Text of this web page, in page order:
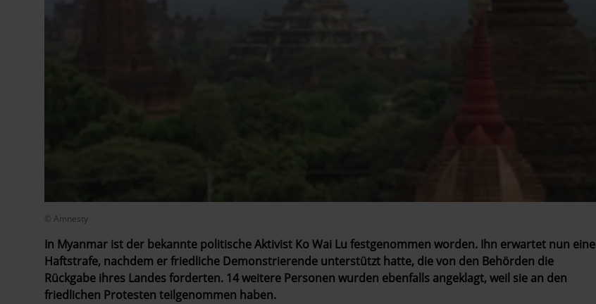
© Amnesty
In Myanmar ist der bekannte politische Aktivist Ko Wai Lu festgenommen worden. Ihn erwartet nun eine
Haftstrafe, nachdem er friedliche Demonstrierende unterstützt hatte, die von den Behörden die
Rückgabe ihres Landes forderten. 14 weitere Personen wurden ebenfalls angeklagt, weil sie an den
friedlichen Protesten teilgenommen haben.